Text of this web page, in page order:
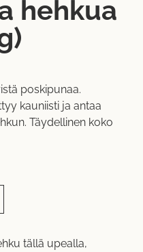
hehkua
poskipunaa.
kauniisti ja antaa
Täydellinen koko
tällä upealla,